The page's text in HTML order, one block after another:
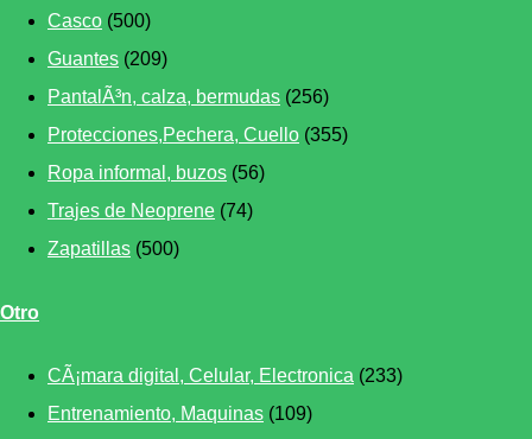
Casco (500)
Guantes (209)
PantalÃ³n, calza, bermudas (256)
Protecciones,Pechera, Cuello (355)
Ropa informal, buzos (56)
Trajes de Neoprene (74)
Zapatillas (500)
Otro
CÃ¡mara digital, Celular, Electronica (233)
Entrenamiento, Maquinas (109)